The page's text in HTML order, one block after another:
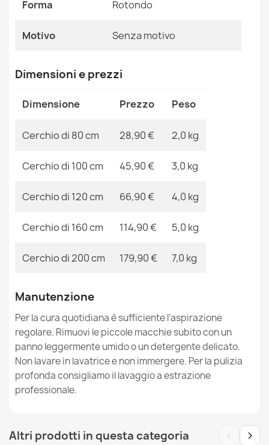
Tappeto BUBBLE cerchio argento 21 IMITAZIONE
45,90 €
Tappeto BUBBLE rosa cipria 45 IMITAZIONE PELLICCIA
DI CONIGLIO 3D strutturale
Tappeto BUBBLE avorio 12 IMITAZIONE PELLICCIA DI
CONIGLIO 3D strutturale
26,90 €
Ean13 2000000110653
MPN Kabis_18285
Forma Rotondo
Motivo Senza motivo
Dimensioni e prezzi
Dimensione Prezzo Peso
Cerchio di 80 cm 28,90 € 2,0 kg
Cerchio di 100 cm 45,90 € 3,0 kg
Cerchio di 120 cm 66,90 € 4,0 kg
Cerchio di 160 cm 114,90 € 5,0 kg
Cerchio di 200 cm 179,90 € 7,0 kg
Manutenzione
Per la cura quotidiana è sufficiente l’aspirazione
regolare. Rimuovi le piccole macchie subito con un
panno leggermente umido o un detergente delicato.
Non lavare in lavatrice e non immergere. Per la pulizia
profonda consigliamo il lavaggio a estrazione
professionale.
Altri prodotti in questa categoria ‹ ›